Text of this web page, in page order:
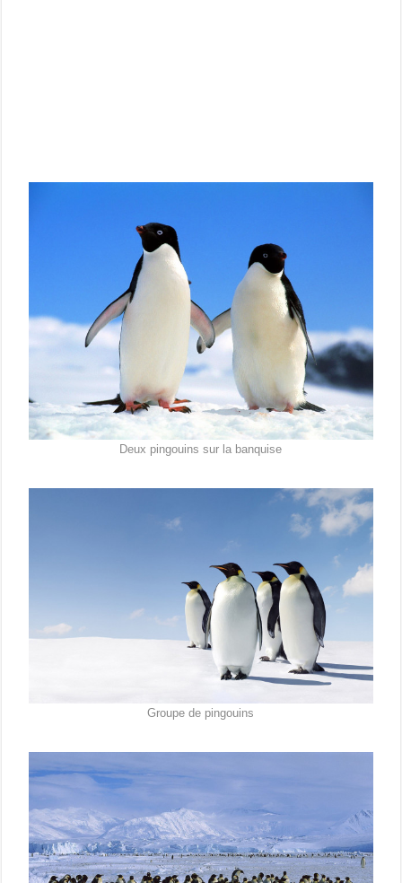
Deux pingouins sur la banquise
Groupe de pingouins